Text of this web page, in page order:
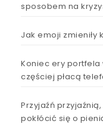
sposobem na
Jak emoji zmieniły
Koniec ery
częściej płacą
Przyjaźń
pokłócić się o